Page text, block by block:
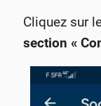
Cliquez sur
section «